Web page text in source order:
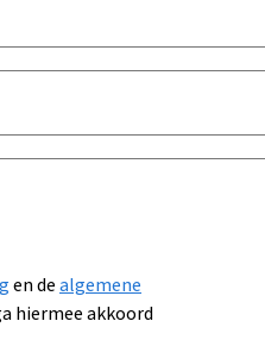
en dealgemene
hiermee akkoord